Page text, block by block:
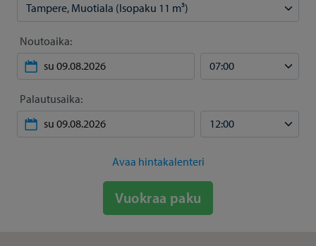
Noutoaika:
Palautusaika:
Avaa hintakalenteri
Vuokraa paku